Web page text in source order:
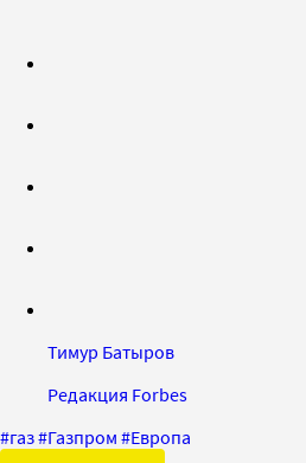
Тимур Батыров
Редакция Forbes
#газ#Газпром #Европа